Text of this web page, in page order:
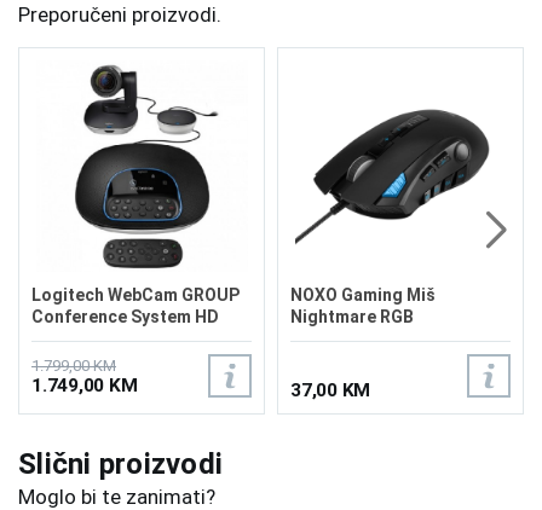
Preporučeni proizvodi.
Logitech WebCam GROUP
Conference System HD
Bluetooth
1.799,00 KM
1.749,00 KM
NOXO Gaming Miš
Nightmare RGB
37,00 KM
Slični proizvodi
Moglo bi te zanimati?